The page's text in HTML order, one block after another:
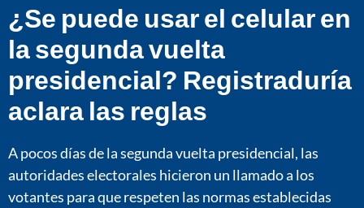
¿Se puede usar el celular en
la segunda vuelta
presidencial? Registraduría
aclara las reglas
A pocos días de la segunda vuelta presidencial, las
autoridades electorales hicieron un llamado a los
votantes para que respeten las normas establecidas